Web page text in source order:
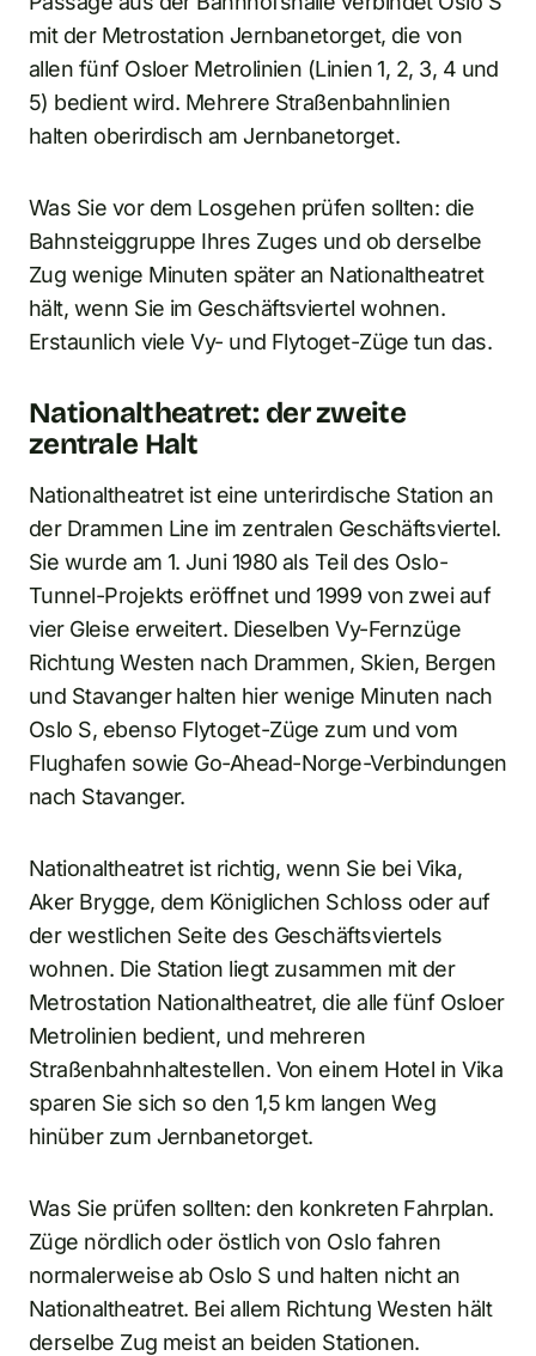
mit der Metrostation Jernbanetorget, die von
allen fünf Osloer Metrolinien (Linien 1, 2, 3, 4 und
5) bedient wird. Mehrere Straßenbahnlinien
halten oberirdisch am Jernbanetorget.
Was Sie vor dem Losgehen prüfen sollten: die
Bahnsteiggruppe Ihres Zuges und ob derselbe
Zug wenige Minuten später an Nationaltheatret
hält, wenn Sie im Geschäftsviertel wohnen.
Erstaunlich viele Vy- und Flytoget-Züge tun das.
Nationaltheatret: der zweite
zentrale Halt
Nationaltheatret ist eine unterirdische Station an
der Drammen Line im zentralen Geschäftsviertel.
Sie wurde am 1. Juni 1980 als Teil des Oslo-
Tunnel-Projekts eröffnet und 1999 von zwei auf
vier Gleise erweitert. Dieselben Vy-Fernzüge
Richtung Westen nach Drammen, Skien, Bergen
und Stavanger halten hier wenige Minuten nach
Oslo S, ebenso Flytoget-Züge zum und vom
Flughafen sowie Go-Ahead-Norge-Verbindungen
nach Stavanger.
Nationaltheatret ist richtig, wenn Sie bei Vika,
Aker Brygge, dem Königlichen Schloss oder auf
der westlichen Seite des Geschäftsviertels
wohnen. Die Station liegt zusammen mit der
Metrostation Nationaltheatret, die alle fünf Osloer
Metrolinien bedient, und mehreren
Straßenbahnhaltestellen. Von einem Hotel in Vika
sparen Sie sich so den 1,5 km langen Weg
hinüber zum Jernbanetorget.
Was Sie prüfen sollten: den konkreten Fahrplan.
Züge nördlich oder östlich von Oslo fahren
normalerweise ab Oslo S und halten nicht an
Nationaltheatret. Bei allem Richtung Westen hält
derselbe Zug meist an beiden Stationen.